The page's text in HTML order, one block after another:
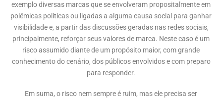
exemplo diversas marcas que se envolveram propositalmente em
polêmicas políticas ou ligadas a alguma causa social para ganhar
visibilidade e, a partir das discussões geradas nas redes sociais,
principalmente, reforçar seus valores de marca. Neste caso é um
risco assumido diante de um propósito maior, com grande
conhecimento do cenário, dos públicos envolvidos e com preparo
para responder.
Em suma, o risco nem sempre é ruim, mas ele precisa ser